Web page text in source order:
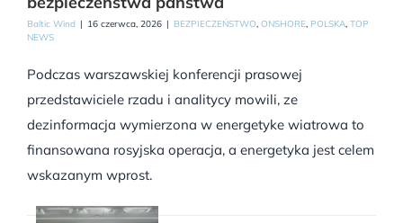
Baltic Wind | 16 czerwca, 2026 | BEZPIECZEŃSTWO, ONSHORE, POLSKA, TOP
NEWS
Podczas warszawskiej konferencji prasowej
przedstawiciele rzadu i analitycy mowili, ze
dezinformacja wymierzona w energetyke wiatrowa to
finansowana rosyjska operacja, a energetyka jest celem
wskazanym wprost.